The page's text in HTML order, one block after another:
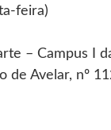
feira)
– Campus I
de Avelar, nº